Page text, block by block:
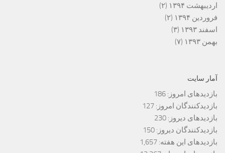
اردیبهشت ۱۳۹۴
(۲)
فروردین ۱۳۹۴
(۲)
اسفند ۱۳۹۳
(۳)
بهمن ۱۳۹۳
(۷)
آمار سایت
بازدیدهای امروز: 186
بازدیدکنندگان امروز: 127
بازدیدهای دیروز: 230
بازدیدکنندگان دیروز: 150
بازدیدهای این هفته: 1,657